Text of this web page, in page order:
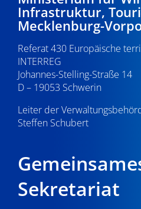
Infrastruktur,
Mecklenburg-
Referat 430 Europäische
INTERREG
Johannes-Stelling-Straße 14
D – 19053 Schwerin
Leiter der
Steffen Schubert
Sekretariat